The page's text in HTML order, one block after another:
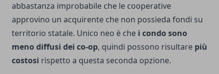
abbastanza improbabile che le cooperative
approvino un acquirente che non possieda fondi su
territorio statale. Unico neo è che i condo sono
meno diffusi dei co-op, quindi possono risultare più
costosi rispetto a questa seconda opzione.